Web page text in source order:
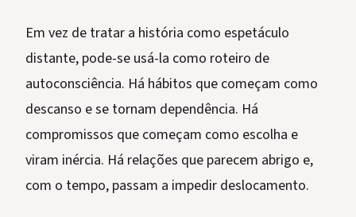
Em vez de tratar a história como espetáculo
distante, pode-se usá-la como roteiro de
autoconsciência. Há hábitos que começam como
descanso e se tornam dependência. Há
compromissos que começam como escolha e
viram inércia. Há relações que parecem abrigo e,
com o tempo, passam a impedir deslocamento.